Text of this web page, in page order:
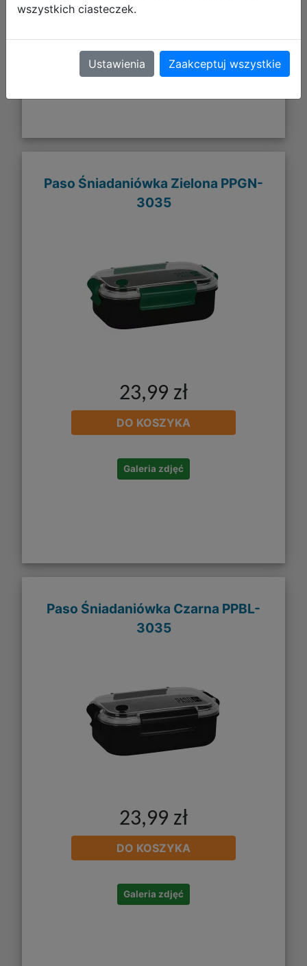
Paso Śniadaniówka Zielona PPGN-
3035
23,99 zł
DO KOSZYKA
Galeria zdjęć
Paso Śniadaniówka Czarna PPBL-
3035
23,99 zł
DO KOSZYKA
Galeria zdjęć
wszystkich ciasteczek.
Ustawienia Zaakceptuj wszystkie